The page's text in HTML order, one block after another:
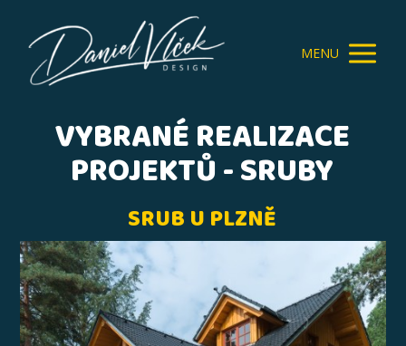
MENU
VYBRANÉ REALIZACE
PROJEKTŮ - SRUBY
SRUB U PLZNĚ